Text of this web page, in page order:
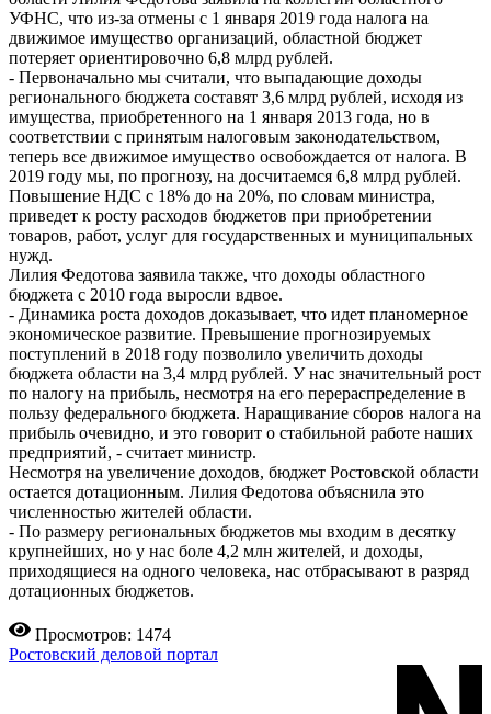
УФНС, что из-за отмены с 1 января 2019 года налога на
движимое имущество организаций, областной бюджет
потеряет ориентировочно 6,8 млрд рублей.
- Первоначально мы считали, что выпадающие доходы
регионального бюджета составят 3,6 млрд рублей, исходя из
имущества, приобретенного на 1 января 2013 года, но в
соответствии с принятым налоговым законодательством,
теперь все движимое имущество освобождается от налога. В
2019 году мы, по прогнозу, на досчитаемся 6,8 млрд рублей.
Повышение НДС с 18% до на 20%, по словам министра,
приведет к росту расходов бюджетов при приобретении
товаров, работ, услуг для государственных и муниципальных
нужд.
Лилия Федотова заявила также, что доходы областного
бюджета с 2010 года выросли вдвое.
- Динамика роста доходов доказывает, что идет планомерное
экономическое развитие. Превышение прогнозируемых
поступлений в 2018 году позволило увеличить доходы
бюджета области на 3,4 млрд рублей. У нас значительный рост
по налогу на прибыль, несмотря на его перераспределение в
пользу федерального бюджета. Наращивание сборов налога на
прибыль очевидно, и это говорит о стабильной работе наших
предприятий, - считает министр.
Несмотря на увеличение доходов, бюджет Ростовской области
остается дотационным. Лилия Федотова объяснила это
численностью жителей области.
- По размеру региональных бюджетов мы входим в десятку
крупнейших, но у нас боле 4,2 млн жителей, и доходы,
приходящиеся на одного человека, нас отбрасывают в разряд
дотационных бюджетов.
Просмотров: 1474
Ростовский деловой портал